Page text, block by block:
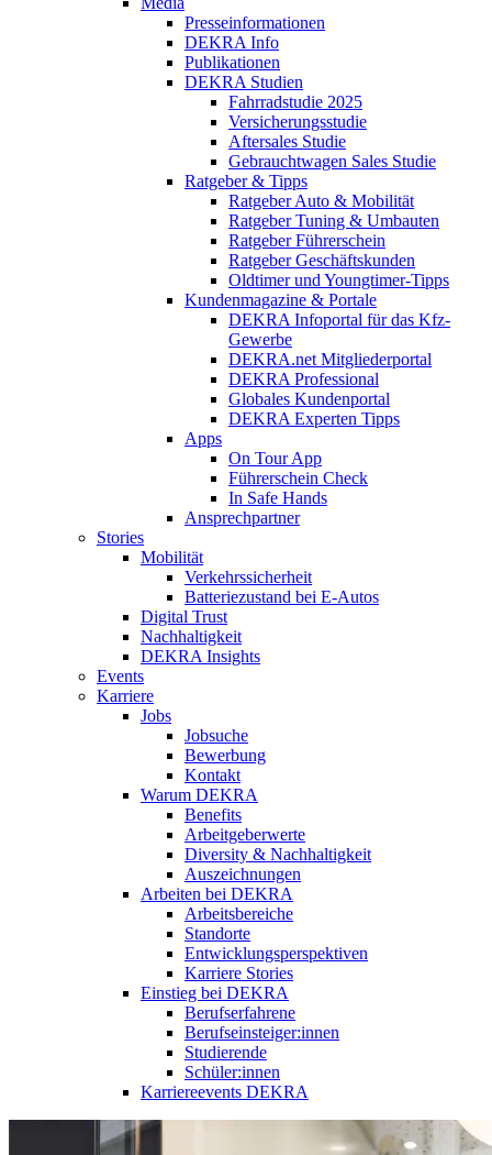
Presseinformationen
DEKRA Info
Publikationen
DEKRA Studien
Fahrradstudie 2025
Versicherungsstudie
Aftersales Studie
Gebrauchtwagen Sales Studie
Ratgeber & Tipps
Ratgeber Auto & Mobilität
Ratgeber Tuning & Umbauten
Ratgeber Führerschein
Ratgeber Geschäftskunden
Oldtimer und Youngtimer-Tipps
Kundenmagazine & Portale
DEKRA Infoportal für das Kfz-
Gewerbe
DEKRA.net Mitgliederportal
DEKRA Professional
Globales Kundenportal
DEKRA Experten Tipps
Apps
On Tour App
Führerschein Check
In Safe Hands
Ansprechpartner
Stories
Mobilität
Verkehrssicherheit
Batteriezustand bei E-Autos
Digital Trust
Nachhaltigkeit
DEKRA Insights
Events
Karriere
Jobs
Jobsuche
Bewerbung
Kontakt
Warum DEKRA
Benefits
Arbeitgeberwerte
Diversity & Nachhaltigkeit
Auszeichnungen
Arbeiten bei DEKRA
Arbeitsbereiche
Standorte
Entwicklungsperspektiven
Karriere Stories
Einstieg bei DEKRA
Berufserfahrene
Berufseinsteiger:innen
Studierende
Schüler:innen
Karriereevents DEKRA